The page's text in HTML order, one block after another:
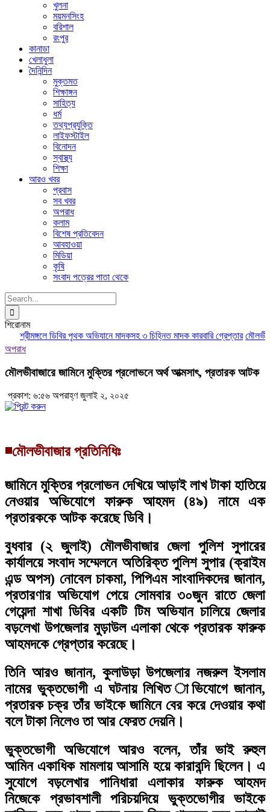
খুলনা
ময়মনসিংহ
বরিশাল
রংপুর
কানাডা
খেলাধুলা
দৈনিন্দিন
মুক্তমত
শিক্ষাঙ্গন
সাহিত্য
ধর্ম
তথ্যপ্রযুক্তি
লাইফস্টাইল
বিনোদন
স্বাস্থ্য
শিক্ষা
আরও খবর
প্রবাস
সব খবর
অপরাধ
কলাম
বিশেষ প্রতিবেদন
আবহাওয়া
মিডিয়া
কৃষি
সংবাদ পত্রের পাতা থেকে
Search
for:
শিরোনাম
শ্রীমঙ্গলে ডিবির পৃথক অভিযানে মাদকসহ ৩ চিহ্নিত মাদক কারবারি গ্রেপ্তার
অপরাধ
মৌলভীবাজারে জামিনে মুক্তির প্রলোভনে অর্থ আত্মসাৎ, প্রতারক আটক
প্রকাশ: ৬:৫৬ অপরাহ্ণ জুলাই ২, ২০২৫
◾মৌলভীবাজার প্রতিনিধিঃ
জামিনে মুক্তির প্রলোভন দেখিয়ে আড়াই লাখ টাকা হাতিয়ে
নেওয়ার অভিযোগে ফারুক আহমদ (৪৯) নামে এক
প্রতারককে আটক করেছে ডিবি।
বুধবার (২ জুলাই) মৌলভীবাজার জেলা পুলিশ সুপারের
কার্যালয়ে সংবাদ সম্মেলনে অতিরিক্ত পুলিশ সুপার (ক্রাইম
এন্ড অপস) নোবেল চাকমা, পিপিএম সাংবাদিকদের জানান,
প্রতারণার অভিযোগ পেয়ে সোমবার ৩০জুন রাতে জেলা
গেয়েন্দা শাখা ডিবির একটি টিম অভিযান চালিয়ে জেলার
বড়লেখা উপজেলার মুড়াউল এলাকা থেকে প্রতারক ফারুক
আহমদকে গ্রেপ্তার করেছে।
তিনি আরও জানান, কুলাউড়া উপজেলার নজরুল ইসলাম
নামের ভুক্তভোগী এ ঘটনায় লিখিত াভিযোগে জানান,
প্রতারক চক্র তাঁর ভাইকে জামিনে বের করে দেওয়ার কথা
বলে টাকা নিলেও তা আর ফেরত দেয়নি।
ভুক্তভোগী অভিযোগে আরও বলেন, তাঁর ভাই রুহুল
আমিন একাধিক মামলায় আসামি হয়ে কারাবন্দি ছিলেন। এ
সুযোগে বড়লেখার পানিধারা এলাকার ফারুক আহমদ
নিজেকে প্রভাবশালী পরিচয়দিয়ে ভুক্তভোগীর ভাইকে